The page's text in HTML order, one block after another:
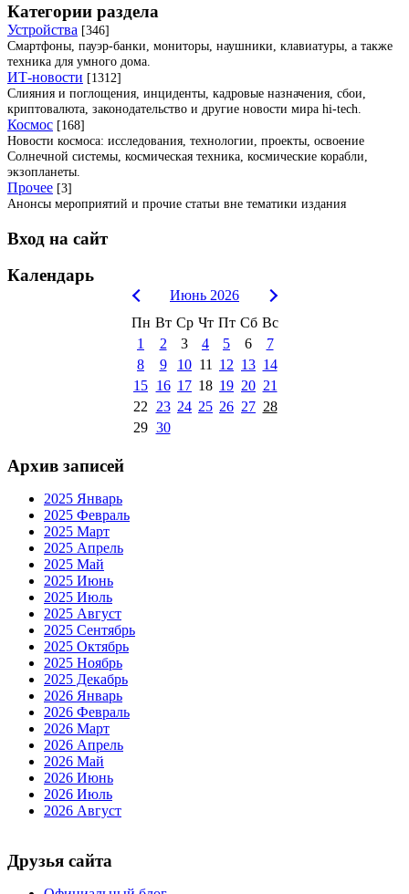
Категории раздела
Устройства [346]
Смартфоны, пауэр-банки, мониторы, наушники, клавиатуры, а также
техника для умного дома.
ИТ-новости [1312]
Слияния и поглощения, инциденты, кадровые назначения, сбои,
криптовалюта, законодательство и другие новости мира hi-tech.
Космос [168]
Новости космоса: исследования, технологии, проекты, освоение
Солнечной системы, космическая техника, космические корабли,
экзопланеты.
Прочее [3]
Анонсы мероприятий и прочие статьи вне тематики издания
Вход на сайт
Календарь
Июнь 2026
Пн Вт Ср Чт Пт Сб Вс
1
2 3 4 5 6
7
8
9 10 11 12 13 14
15 16 17 18 19 20 21
22
23 24 25 26 27 28
29 30
Архив записей
2025 Январь
2025 Февраль
2025 Март
2025 Апрель
2025 Май
2025 Июнь
2025 Июль
2025 Август
2025 Сентябрь
2025 Октябрь
2025 Ноябрь
2025 Декабрь
2026 Январь
2026 Февраль
2026 Март
2026 Апрель
2026 Май
2026 Июнь
2026 Июль
2026 Август
Друзья сайта